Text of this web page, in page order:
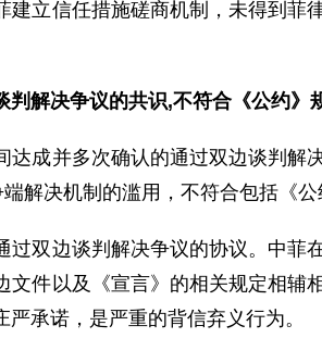
立信任措施磋商机制，未得到
解决争议的共识,不符合《公约》
并多次确认的通过双边谈判解
解决机制的滥用，不符合包括《公
边谈判解决争议的协议。中菲
件以及《宣言》的相关规定相
承诺，是严重的背信弃义行为。